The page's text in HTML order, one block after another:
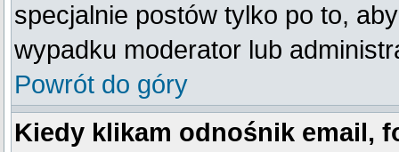
specjalnie postów tylko po to,
wypadku moderator lub
Powrót do góry
Kiedy klikam odnośnik email,